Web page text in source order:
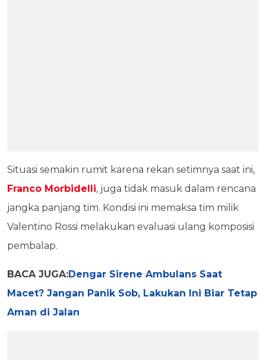
Situasi semakin rumit karena rekan setimnya saat ini,
Franco Morbidelli, juga tidak masuk dalam rencana
jangka panjang tim. Kondisi ini memaksa tim milik
Valentino Rossi melakukan evaluasi ulang komposisi
pembalap.
BACA JUGA:Dengar Sirene Ambulans Saat
Macet? Jangan Panik Sob, Lakukan Ini Biar Tetap
Aman di Jalan